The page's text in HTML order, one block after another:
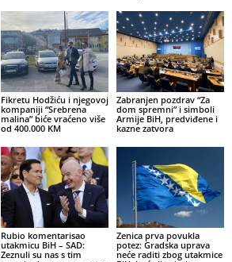
Fikretu Hodžiću i njegovoj
kompaniji “Srebrena
malina” biće vraćeno više
od 400.000 KM
Zabranjen pozdrav “Za
dom spremni” i simboli
Armije BiH, predviđene i
kazne zatvora
Rubio komentarisao
utakmicu BiH – SAD:
Zeznuli su nas s tim
Zenica prva povukla
potez: Gradska uprava
neće raditi zbog utakmice